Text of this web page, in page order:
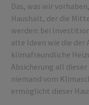
Das, was wir
Haushalt, der die
werden: bei
alte Ideen wie die
klimafreundliche
Absicherung all
niemand vom
ermöglicht dieser